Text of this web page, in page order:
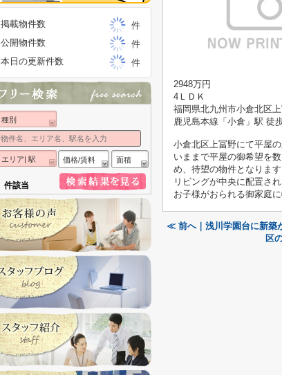
2948万円
4ＬＤＫ
福岡県北九州市小倉北区
鹿児島本線「小倉」駅 徒
小倉北区上冨野にて平屋
いままで平屋の御希望を
め、待望の物件となりま
リビングが中央に配置さ
お子様がおられる御家庭
≪ 前へ｜浅川学園台に新築
区
掲載物件数
件
公開物件数
件
本日の更新件数
件
種別
エリア| 駅 価格/賃料 面積
件該当